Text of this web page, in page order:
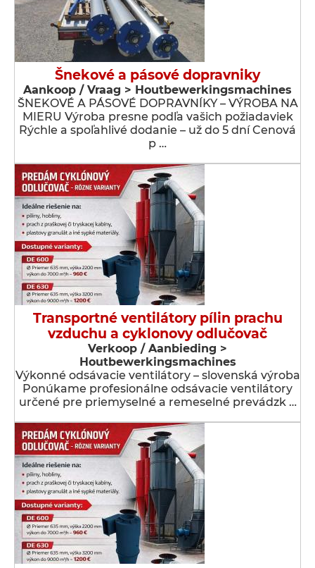
Šnekové a pásové dopravniky
Aankoop / Vraag > Houtbewerkingsmachines
ŠNEKOVÉ A PÁSOVÉ DOPRAVNÍKY – VÝROBA NA
MIERU Výroba presne podľa vašich požiadaviek
Rýchle a spoľahlivé dodanie – už do 5 dní Cenová
p …
Transportné ventilátory pílin prachu
vzduchu a cyklonovy odlučovač
Verkoop / Aanbieding >
Houtbewerkingsmachines
Výkonné odsávacie ventilátory – slovenská výroba
Ponúkame profesionálne odsávacie ventilátory
určené pre priemyselné a remeselné prevádzk …